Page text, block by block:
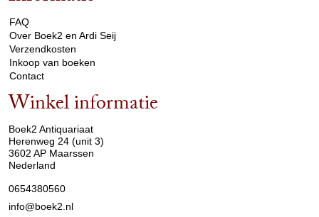
FAQ
Over Boek2 en Ardi Seij
Verzendkosten
Inkoop van boeken
Contact
Winkel informatie
Boek2 Antiquariaat
Herenweg 24 (unit 3)
3602 AP Maarssen
Nederland
0654380560
info@boek2.nl